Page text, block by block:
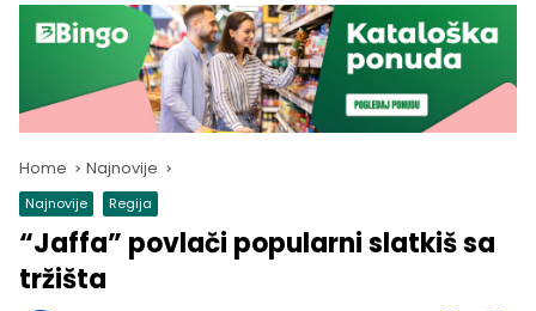
Home Najnovije
Najnovije Regija
“Jaffa” povlači popularni slatkiš sa
tržišta